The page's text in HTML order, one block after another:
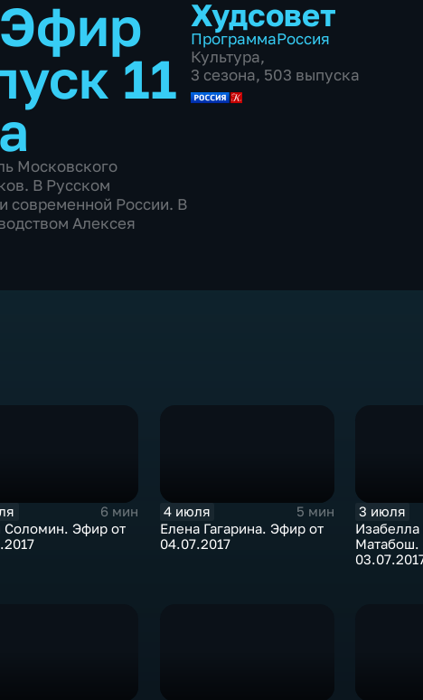
11
Московского
В Русском
современной России. В
Алексея
Худсовет
ПрограммаРоссия
Культура,
3 сезона, 503 выпуска
6 мин
Эфир от
4 июля
5 мин
Елена Гагарина. Эфир от
04.07.2017
3 июля
Матабош.